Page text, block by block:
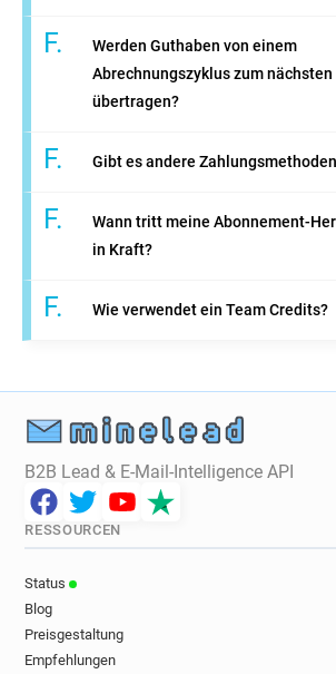
F.
Werden Guthaben von einem
Abrechnungszyklus zum nächsten
übertragen?
F. Gibt es andere
F.
Wann tritt meine Abonnement-
in Kraft?
F. Wie verwendet ein Team Credits?
B2B Lead & E-Mail-Intelligence API
RESSOURCEN
Status
Blog
Preisgestaltung
Empfehlungen